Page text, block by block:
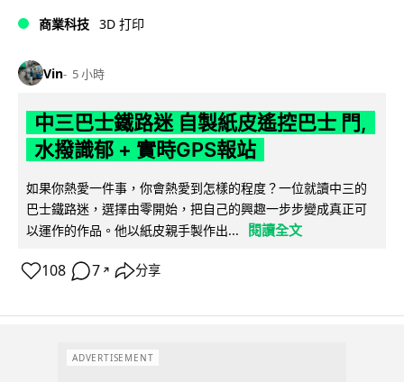
商業科技 3D 打印
Vin 5 小時
中三巴士鐵路迷 自製紙皮遙控巴士 門,
水撥識郁 + 實時GPS報站
如果你熱愛一件事，你會熱愛到怎樣的程度？一位就讀中三的
巴士鐵路迷，選擇由零開始，把自己的興趣一步步變成真正可
以運作的作品。他以紙皮親手製作出...
閱讀全文
108 7 ↗ 分享
ADVERTISEMENT